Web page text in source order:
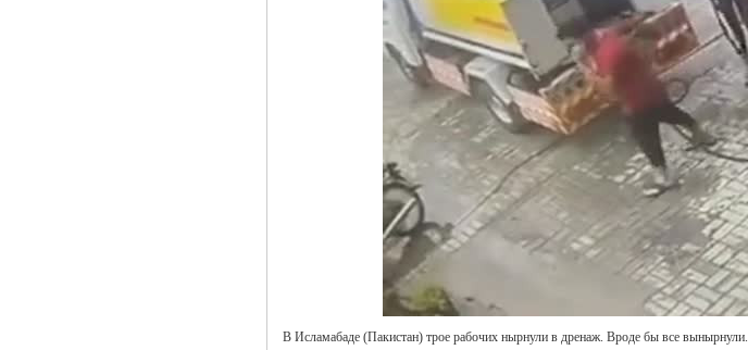
В Исламабаде (Пакистан) трое рабочих нырнули в дренаж. Вроде бы все вынырнули.